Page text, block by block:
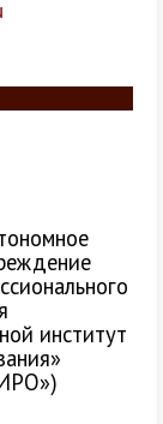
институт